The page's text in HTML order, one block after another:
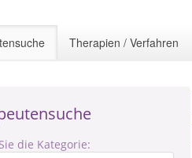
Therapien / Verfahren
die Kategorie: